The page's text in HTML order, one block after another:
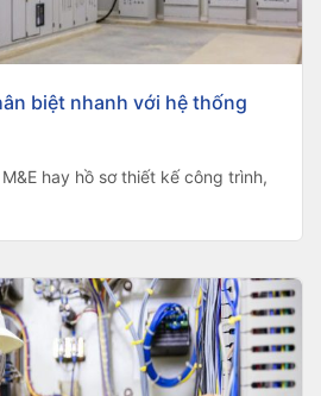
biệt nhanh với hệ thống
hay hồ sơ thiết kế công trình,